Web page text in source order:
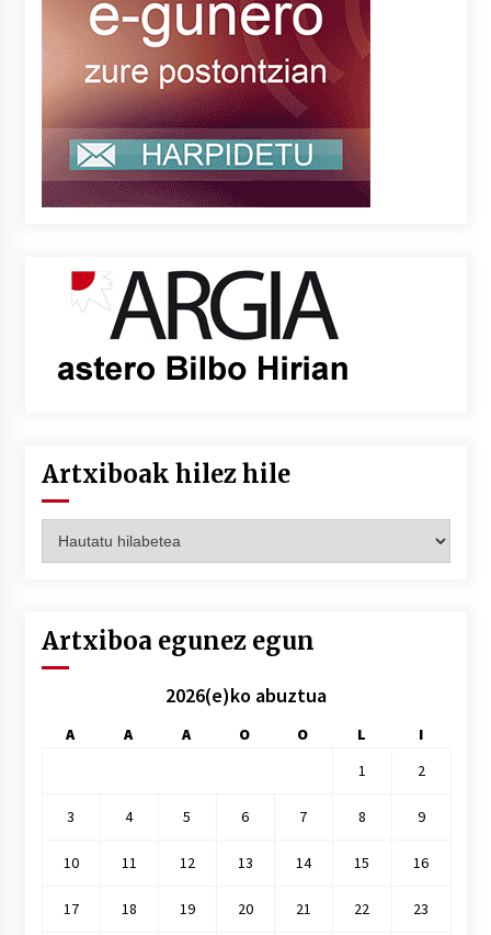
Artxiboak hilez hile
hilez
Artxiboa egunez egun
2026(e)ko abuztua
A A A O O L
I
1
2
3 4 5 6 7 8 9
10 11 12 13 14 15 16
17 18 19 20 21 22 23